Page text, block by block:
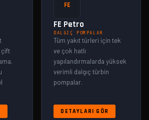
çift
FE
FE Petro
DALGIÇ POMPALAR
Tüm yakıt türleri için tek
ve çok hatlı
yapılandırmalarda yüksek
verimli dalgıç türbin
pompalar.
DETAYLARI GÖR